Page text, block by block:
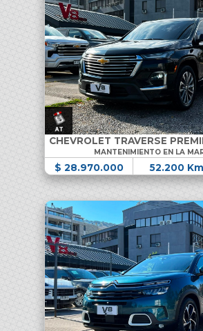
CHEVROLET TRAVERSE
MANTENIMIENTO EN LA
$ 28.970.000 52.200 Km